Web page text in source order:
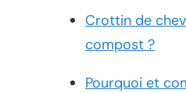
Crottin de
compost ?
Pourquoi et